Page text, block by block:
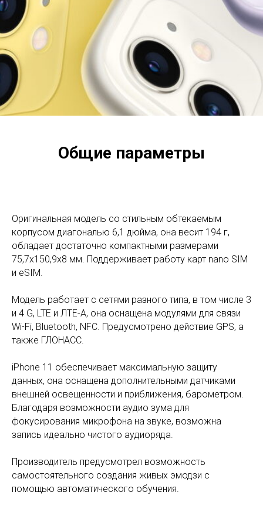
Общие параметры
Оригинальная модель со стильным обтекаемым
корпусом диагональю 6,1 дюйма, она весит 194 г,
обладает достаточно компактными размерами
75,7x150,9x8 мм. Поддерживает работу карт nano SIM
и eSIM.
Модель работает с сетями разного типа, в том числе 3
и 4 G, LTE и ЛТЕ-A, она оснащена модулями для связи
Wi-Fi, Bluetooth, NFC. Предусмотрено действие GPS, а
также ГЛОНАСС.
iPhone 11 обеспечивает максимальную защиту
данных, она оснащена дополнительными датчиками
внешней освещенности и приближения, барометром.
Благодаря возможности аудио зума для
фокусирования микрофона на звуке, возможна
запись идеально чистого аудиоряда.
Производитель предусмотрел возможность
самостоятельного создания живых эмодзи с
помощью автоматического обучения.